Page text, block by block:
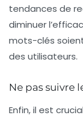
tendances de
diminuer
mots-clés
des utilisateurs.
Ne pas suivre
Enfin, il est